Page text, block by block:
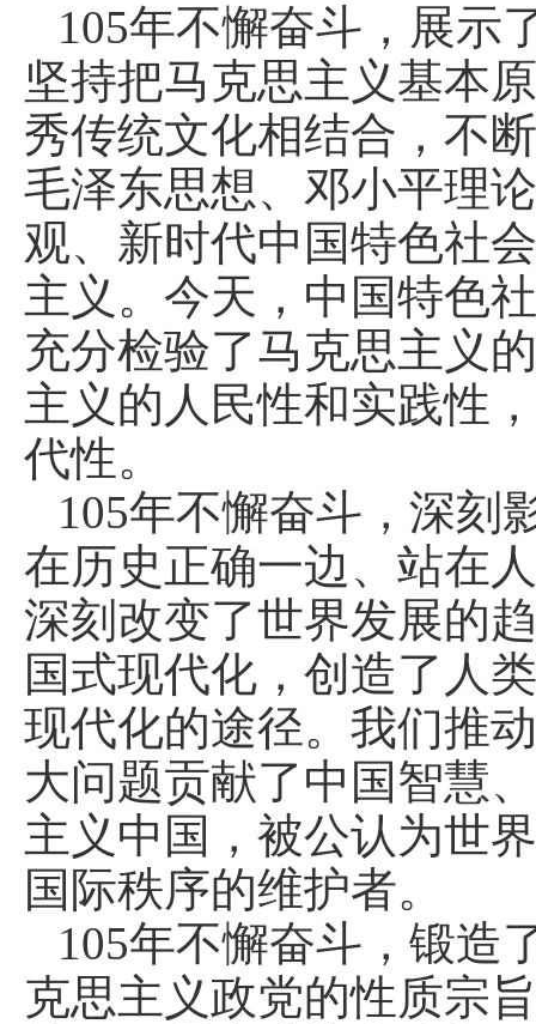
105年不懈奋斗，展示
坚持把马克思主义基本
秀传统文化相结合，不
毛泽东思想、邓小平理
观、新时代中国特色社
主义。今天，中国特色
充分检验了马克思主义
主义的人民性和实践性
代性。
105年不懈奋斗，深刻
在历史正确一边、站在
深刻改变了世界发展的
国式现代化，创造了人
现代化的途径。我们推
大问题贡献了中国智慧
主义中国，被公认为世
国际秩序的维护者。
105年不懈奋斗，锻造
克思主义政党的性质宗